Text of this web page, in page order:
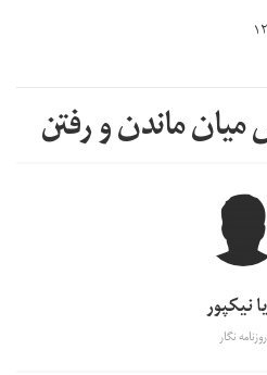
ماندن و رفتن
نیکپور
روزنامه نگار